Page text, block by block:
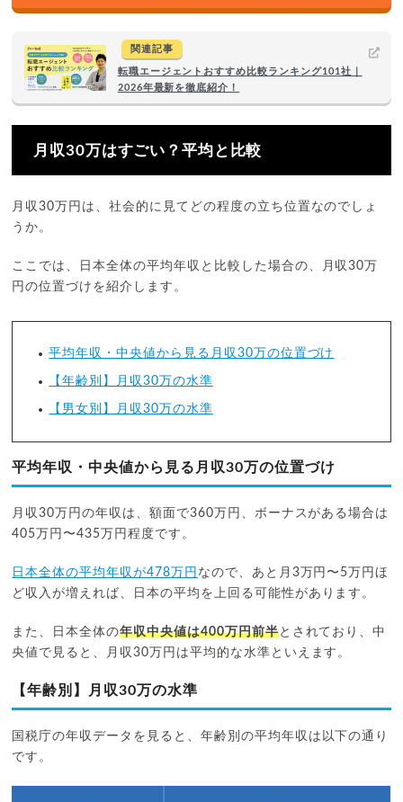
関連記事
転職エージェントおすすめ比較ランキング101社｜
2026年最新を徹底紹介！
月収30万はすごい？平均と比較
月収30万円は、社会的に見てどの程度の立ち位置なのでしょ
うか。
ここでは、日本全体の平均年収と比較した場合の、月収30万
円の位置づけを紹介します。
平均年収・中央値から見る月収30万の位置づけ
【年齢別】月収30万の水準
【男女別】月収30万の水準
平均年収・中央値から見る月収30万の位置づけ
月収30万円の年収は、額面で360万円、ボーナスがある場合は
405万円〜435万円程度です。
日本全体の平均年収が478万円 なので、あと月3万円〜5万円ほ
ど収入が増えれば、日本の平均を上回る可能性があります。
また、日本全体の年収中央値は400万円前半とされており、中
央値で見ると、月収30万円は平均的な水準といえます。
【年齢別】月収30万の水準
国税庁の年収データを見ると、年齢別の平均年収は以下の通り
です。